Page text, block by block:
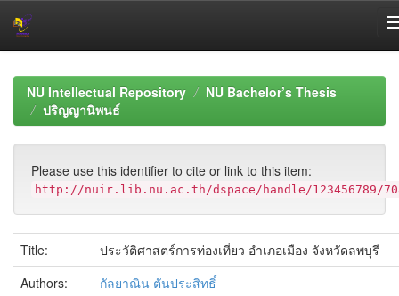
navigationNU Intellectual Repository
NU Bachelor’s Thesis
ปริญญานิพนธ์
Please use this identifier to cite or link to this item:
http://nuir.lib.nu.ac.th/dspace/handle/123456789/
Title:
ประวัติศาสตร์การท่องเที่ยว อำเภอเมือง จังหวัดลพบุรี
Authors:
กัลยาณิน ตันประสิทธิ์